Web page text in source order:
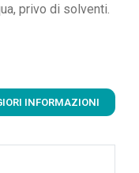
privo di solventi.
INFORMAZIONI